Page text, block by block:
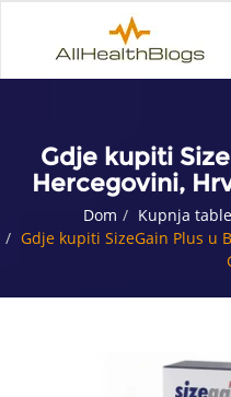
Gdje kupiti
Hercegovini,
Dom
Kupnja
Gdje kupiti SizeGain Plus u